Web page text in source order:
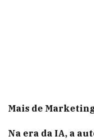
Mais de
Na era da IA, a